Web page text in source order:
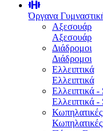
Όργανα
Αξεσουάρ
Αξεσουάρ
Διάδρομοι
Διάδρομοι
Ελλειπτικά
Ελλειπτικά
Ελλειπτικά -
Ελλειπτικά -
Κωπηλατικές
Κωπηλατικές